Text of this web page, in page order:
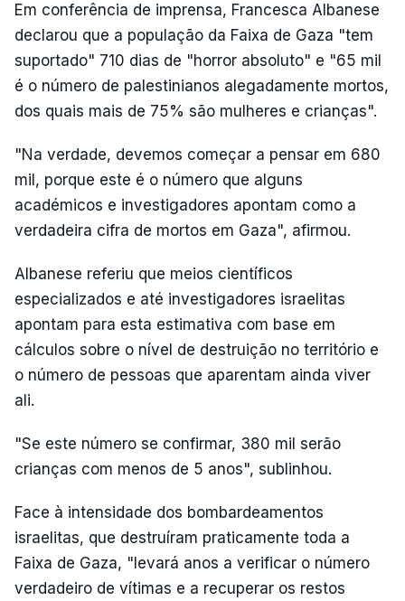
Em conferência de imprensa, Francesca Albanese
declarou que a população da Faixa de Gaza "tem
suportado" 710 dias de "horror absoluto" e "65 mil
é o número de palestinianos alegadamente mortos,
dos quais mais de 75% são mulheres e crianças".
"Na verdade, devemos começar a pensar em 680
mil, porque este é o número que alguns
académicos e investigadores apontam como a
verdadeira cifra de mortos em Gaza", afirmou.
Albanese referiu que meios científicos
especializados e até investigadores israelitas
apontam para esta estimativa com base em
cálculos sobre o nível de destruição no território e
o número de pessoas que aparentam ainda viver
ali.
"Se este número se confirmar, 380 mil serão
crianças com menos de 5 anos", sublinhou.
Face à intensidade dos bombardeamentos
israelitas, que destruíram praticamente toda a
Faixa de Gaza, "levará anos a verificar o número
verdadeiro de vítimas e a recuperar os restos